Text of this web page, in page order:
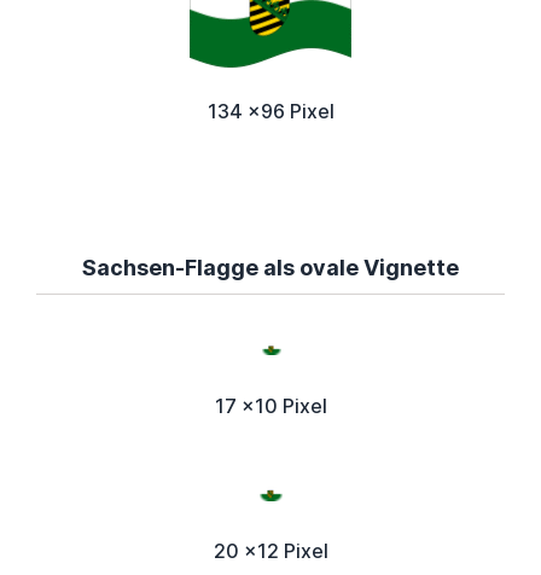
134 x96 Pixel
Sachsen-Flagge als ovale Vignette
17 x10 Pixel
20 x12 Pixel